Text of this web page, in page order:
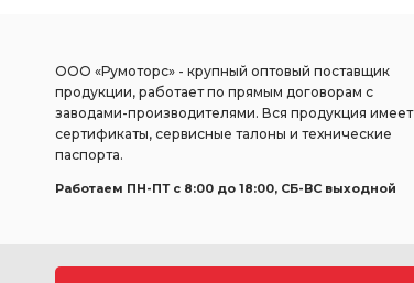
ООО «Румоторс» - крупный оптовый поставщик
продукции, работает по прямым договорам с
заводами-производителями. Вся продукция имеет
сертификаты, сервисные талоны и технические
паспорта.
Работаем ПН-ПТ c 8:00 до 18:00, СБ-ВС выходной